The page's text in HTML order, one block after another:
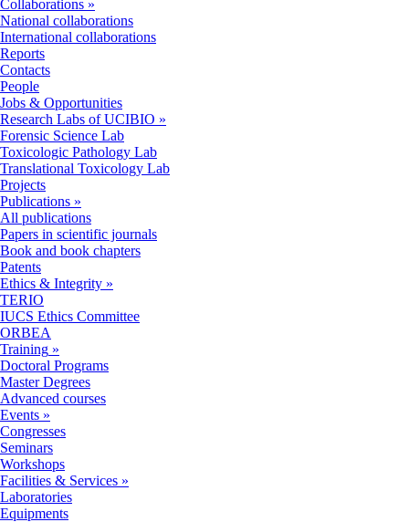
Collaborations »
National collaborations
International collaborations
Reports
Contacts
People
Jobs & Opportunities
Research Labs of UCIBIO »
Forensic Science Lab
Toxicologic Pathology Lab
Translational Toxicology Lab
Projects
Publications »
All publications
Papers in scientific journals
Book and book chapters
Patents
Ethics & Integrity »
TERIO
IUCS Ethics Committee
ORBEA
Training »
Doctoral Programs
Master Degrees
Advanced courses
Events »
Congresses
Seminars
Workshops
Facilities & Services »
Laboratories
Equipments